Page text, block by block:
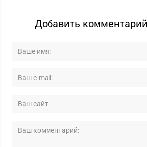
Добавить комментарий